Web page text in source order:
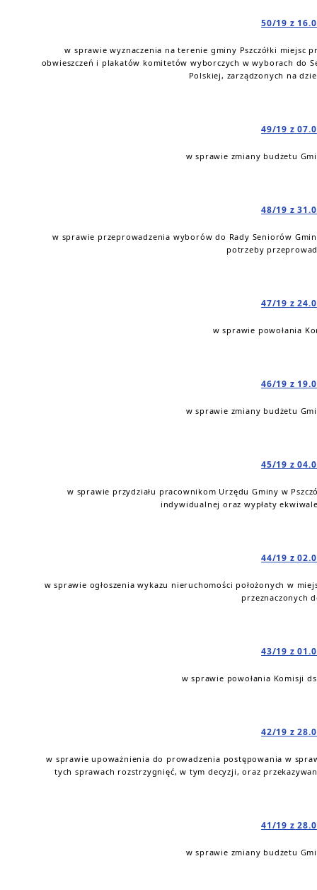
50/19 z
w sprawie wyznaczenia na terenie gminy Pszczółki miejsc
obwieszczeń i plakatów komitetów wyborczych w wyborach do
Polskiej, zarządzonych na
49/19 z
w sprawie zmiany budżetu
48/19 z
w sprawie przeprowadzenia wyborów do Rady Seniorów
potrzeby
47/19 z
w sprawie powołania
46/19 z
w sprawie zmiany budżetu
45/19 z
w sprawie przydziału pracownikom Urzędu Gminy w
indywidualnej oraz wypłaty
44/19 z
w sprawie ogłoszenia wykazu nieruchomości położonych w
przeznaczonych
43/19 z
w sprawie powołania Komisji
42/19 z
w sprawie upoważnienia do prowadzenia postępowania w
tych sprawach rozstrzygnięć, w tym decyzji, oraz
41/19 z
w sprawie zmiany budżetu